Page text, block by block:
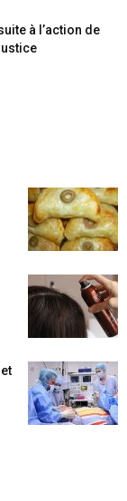
à l’action de